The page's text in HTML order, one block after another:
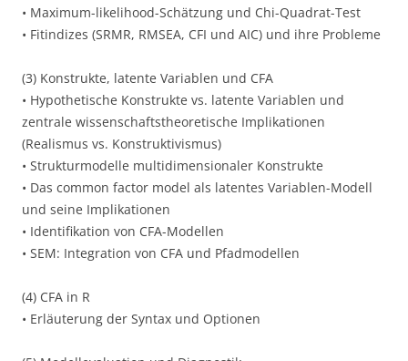
• Maximum-likelihood-Schätzung und Chi-Quadrat-Test
• Fitindizes (SRMR, RMSEA, CFI und AIC) und ihre Probleme
(3) Konstrukte, latente Variablen und CFA
• Hypothetische Konstrukte vs. latente Variablen und
zentrale wissenschaftstheoretische Implikationen
(Realismus vs. Konstruktivismus)
• Strukturmodelle multidimensionaler Konstrukte
• Das common factor model als latentes Variablen-Modell
und seine Implikationen
• Identifikation von CFA-Modellen
• SEM: Integration von CFA und Pfadmodellen
(4) CFA in R
• Erläuterung der Syntax und Optionen